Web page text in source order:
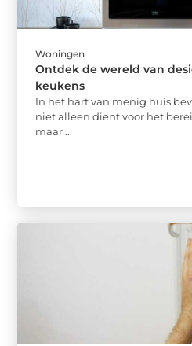
Woningen
Ontdek de wereld van
keukens
In het hart van menig huis
niet alleen dient voor het
maar ...